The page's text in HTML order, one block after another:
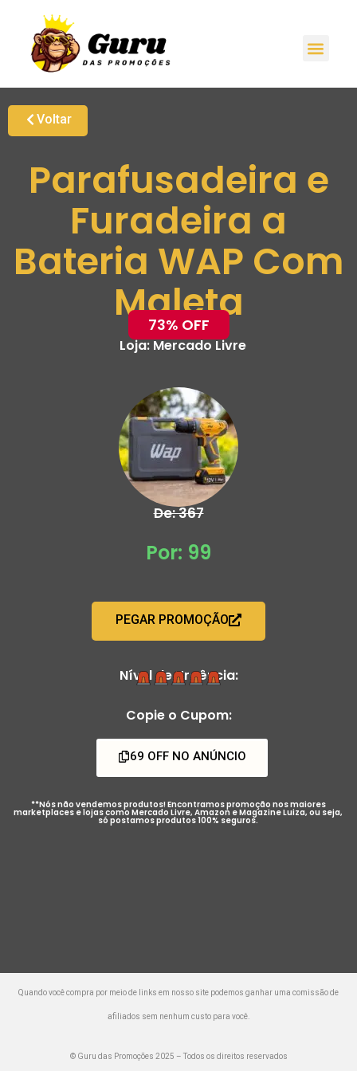
Voltar
Parafusadeira e
Furadeira a
Bateria WAP Com
Maleta
73% OFF
Loja:Mercado Livre
De: 367
Por: 99
PEGAR PROMOÇÃO
Nível de Urgência:
Copie o Cupom:
69 OFF NO ANÚNCIO
**Nós não vendemos produtos! Encontramos promoção nos maiores
marketplaces e lojas como Mercado Livre, Amazon e Magazine Luiza, ou seja,
só postamos produtos 100% seguros.
Quando você compra por meio de links em nosso site podemos ganhar uma comissão de
afiliados sem nenhum custo para você.
© Guru das Promoções 2025 – Todos os direitos reservados